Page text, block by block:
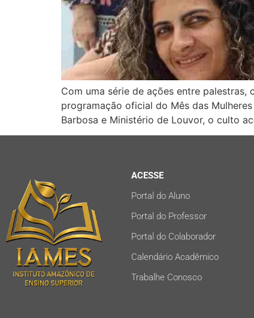
Com uma série de ações entre palestras,
programação oficial do Mês das
Barbosa e Ministério de Louvor, o culto
ACESSE
Portal do Aluno
Portal do Professor
Portal do Colaborador
Calendário Acadêmico
Trabalhe Conosco